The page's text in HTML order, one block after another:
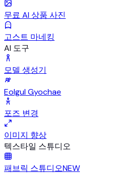
무료 AI 상품 사진
고스트 마네킹
AI 도구
모델 생성기
Eolgul Gyochae
포즈 변경
이미지 향상
텍스타일 스튜디오
패브릭 스튜디오NEW